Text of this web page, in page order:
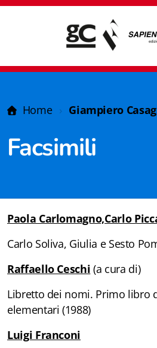
Home Giampiero
Facsimili
Paola Carlomagno,Carlo
Carlo Soliva, Giulia e Sesto
Raffaello Ceschi (a cura di)
Libretto dei nomi. Primo libro
elementari (1988)
Luigi Franconi
Attualità & Studi
Collana di Lugano